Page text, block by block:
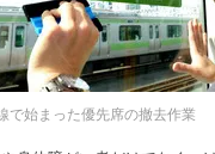
で始まった優先席の撤去作業